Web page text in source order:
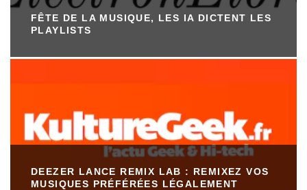
FÊTE DE LA MUSIQUE, LES IA DICTENT LES
PLAYLISTS
DEEZER LANCE REMIX LAB : REMIXEZ VOS
MUSIQUES PRÉFÉRÉES LÉGALEMENT